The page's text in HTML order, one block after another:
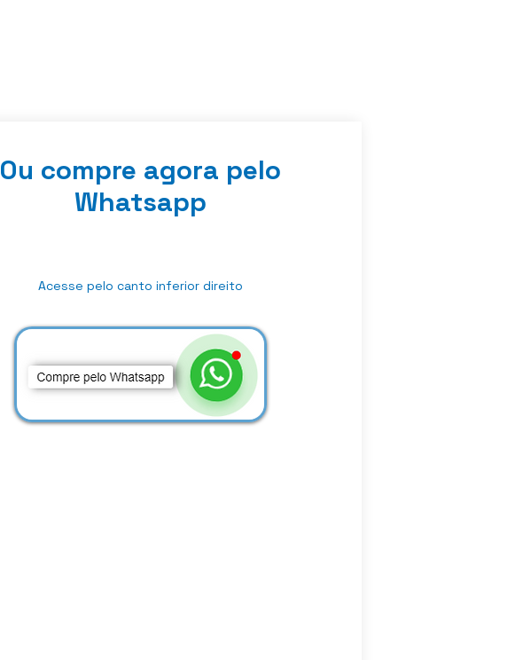
Ou compre agora pelo
Whatsapp
Acesse pelo canto inferior direito